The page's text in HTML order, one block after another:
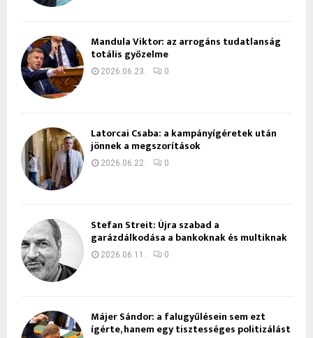
Mandula Viktor: az arrogáns tudatlanság
totális győzelme
2026.06.23. 0
Latorcai Csaba: a kampányígéretek után
jönnek a megszorítások
2026.06.22. 0
Stefan Streit: Újra szabad a
garázdálkodása a bankoknak és multiknak
2026.06.11. 0
Májer Sándor: a falugyűlésein sem ezt
ígérte, hanem egy tisztességes politizálást